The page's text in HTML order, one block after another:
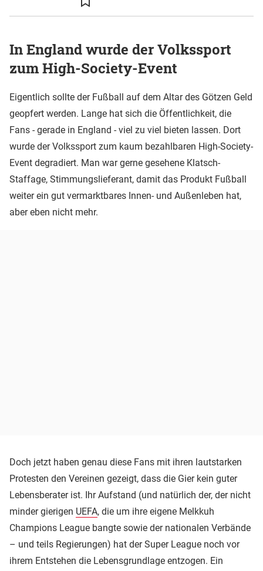
In England wurde der Volkssport
zum High-Society-Event
Eigentlich sollte der Fußball auf dem Altar des Götzen Geld
geopfert werden. Lange hat sich die Öffentlichkeit, die
Fans - gerade in England - viel zu viel bieten lassen. Dort
wurde der Volkssport zum kaum bezahlbaren High-Society-
Event degradiert. Man war gerne gesehene Klatsch-
Staffage, Stimmungslieferant, damit das Produkt Fußball
weiter ein gut vermarktbares Innen- und Außenleben hat,
aber eben nicht mehr.
Doch jetzt haben genau diese Fans mit ihren lautstarken
Protesten den Vereinen gezeigt, dass die Gier kein guter
Lebensberater ist. Ihr Aufstand (und natürlich der, der nicht
minder gierigen UEFA, die um ihre eigene Melkkuh
Champions League bangte sowie der nationalen Verbände
– und teils Regierungen) hat der Super League noch vor
ihrem Entstehen die Lebensgrundlage entzogen. Ein